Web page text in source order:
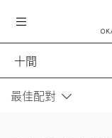
最佳配對